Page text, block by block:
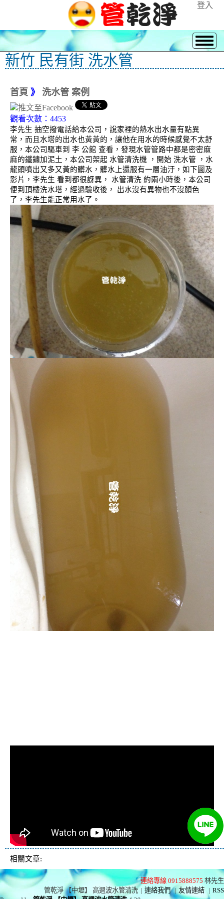
登入
新竹 民有街 洗水管
首頁 》 洗水管 案例
觀看次數：4453
李先生 抽空撥電話給本公司，說家裡的熱水出水量有點異
常，而且水塔的出水也黃黃的，讓他在用水的時候感覺不太舒
服，本公司驅車到 李 公館 查看，發現水管管路中都是密密麻
麻的鐵鏽加泥土，本公司架起 水管清洗機 ，開始 洗水管 ，水
龍頭噴出又多又黃的髒水，髒水上還服有一層油汙，如下圖及
影片，李先生 看到都很訝異， 水管清洗 約兩小時後，本公司
便到頂樓洗水塔，經過驗收後， 出水沒有異物也不沒顏色
了，李先生能正常用水了。
相關文章:
連絡專線 0915888575 林先生
管乾淨 【中壢】 高週波水管清洗 | 連絡我們 | 友情連結 | RSS